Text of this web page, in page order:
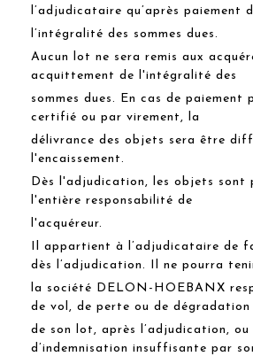
l’adjudicataire qu’après paiement
l’intégralité des sommes dues.
Aucun lot ne sera remis aux
acquittement de l'intégralité des
sommes dues. En cas de paiement
certifié ou par virement, la
délivrance des objets sera être
l'encaissement.
Dès l'adjudication, les objets sont
l'entière responsabilité de
l'acquéreur.
Il appartient à l’adjudicataire de
dès l’adjudication. Il ne pourra
la société DELON-HOEBANX
de vol, de perte ou de dégradation
de son lot, après l’adjudication, ou
d’indemnisation insuffisante par